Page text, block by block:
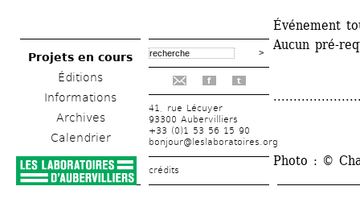
Projets en cours
Éditions
Informations
Archives
Calendrier
f t
41, rue Lécuyer
93300 Aubervilliers
+33 (0)1 53 56 15 90
bonjour@leslaboratoires.org
crédits
Événement
Aucun pré-
Photo : ©